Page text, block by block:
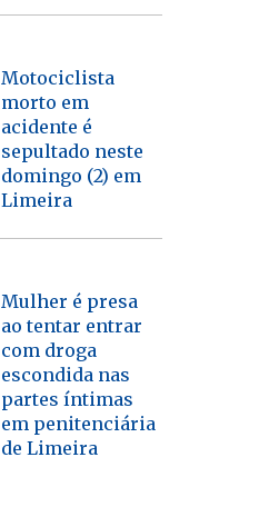
Motociclista
morto em
acidente é
sepultado neste
domingo (2) em
Limeira
Mulher é presa
ao tentar entrar
com droga
escondida nas
partes íntimas
em penitenciária
de Limeira